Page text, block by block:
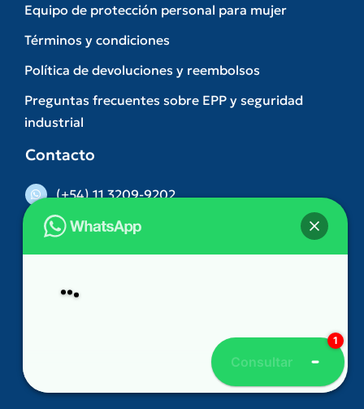
Equipo de protección personal para mujer
Términos y condiciones
Política de devoluciones y reembolsos
Preguntas frecuentes sobre EPP y seguridad
industrial
Contacto
(+54) 11 3209-9202
(011) 5263-3074
comercial@dilva.com.ar
Gonzalez Castillo 312. Ramos Mejia – Buenos
Lunes a Viernes de 9 a 17 hs.
Hey
Consultar